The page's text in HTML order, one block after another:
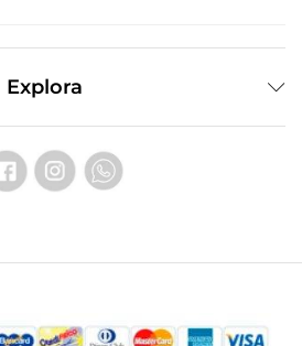
Explora